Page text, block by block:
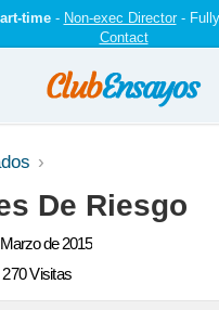
time- Non-exec Director- Fully
Contact
De Riesgo
de 2015
270 Visitas